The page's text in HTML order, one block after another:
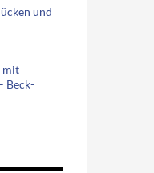
und
mit
Beck-